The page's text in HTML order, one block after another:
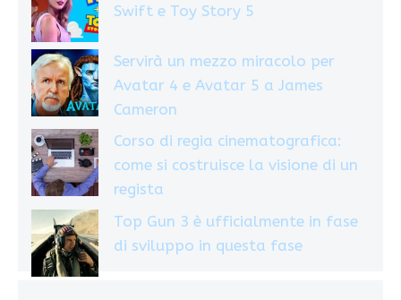
Swift e Toy Story 5
Servirà un mezzo miracolo per
Avatar 4 e Avatar 5 a James
Cameron
Corso di regia cinematografica:
come si costruisce la visione di un
regista
Top Gun 3 è ufficialmente in fase
di sviluppo in questa fase